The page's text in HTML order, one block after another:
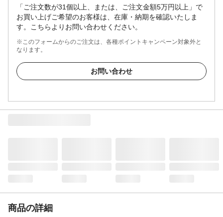
「ご注文数が31個以上、または、ご注文金額5万円以上」で
お買い上げご希望のお客様は、在庫・納期を確認いたしま
す。こちらよりお問い合わせください。
※このフォームからのご注文は、各種ポイントキャンペーン対象外と
なります。
お問い合わせ
商品の詳細